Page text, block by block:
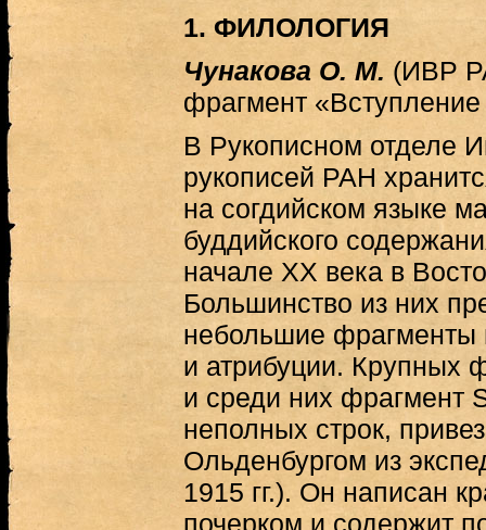
1. ФИЛОЛОГИЯ
Чунакова О. М. (ИВР
фрагмент
В Рукописном отделе
рукописей РАН
на согдийском языке
буддийского
начале ХХ века в
Большинство из них
небольшие фрагменты
и атрибуции. Крупных
и среди них фрагмент
неполных строк,
Ольденбургом из
1915 гг.). Он написан
почерком и содержит